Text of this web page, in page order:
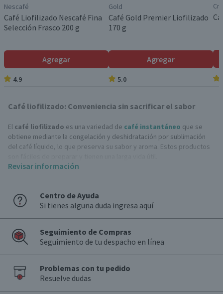
Nescafé
Café Liofilizado Nescafé Fina
Selección Frasco 200 g
Agregar
4.9
Gold
Café Gold Premier Liofilizado
170 g
Agregar
5.0
Café liofilizado: Conveniencia sin sacrificar el sabor
El café liofilizado es una variedad de café instantáneo que se
obtiene mediante la congelación y deshidratación por sublimación
del café líquido, lo que preserva su sabor y aroma. Estos productos
su proceso de producción y en la forma en que se conservan:
Proceso de producción: El liofilizado se obtiene congelando y
deshidratando café líquido por sublimación, mientras que el
caliente.
Conservación: El café liofilizadotiene una vida útil más larga
debido a la eliminación del agua.
Beneficios de adquirir café liofilizado
Revisar información
Centro de Ayuda
Si tienes alguna duda ingresa aquí
Seguimiento de Compras
Seguimiento de tu despacho en línea
Problemas con tu pedido
Resuelve dudas